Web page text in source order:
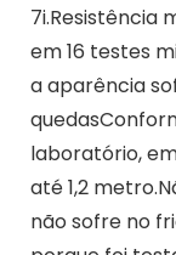
7i.Resistência
em 16 testes
a aparência
laboratório,
até 1,2
não sofre no